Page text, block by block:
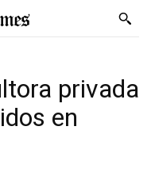
privada
en